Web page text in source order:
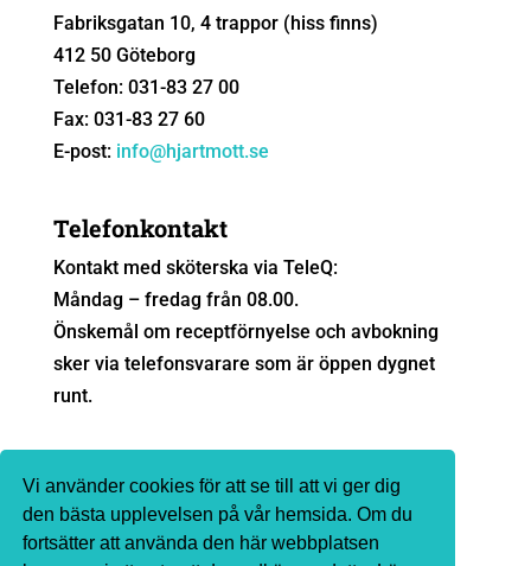
Vi använder cookies för att se till att vi ger dig
den bästa upplevelsen på vår hemsida. Om du
fortsätter att använda den här webbplatsen
Fabriksgatan 10, 4 trappor (hiss finns)
412 50 Göteborg
Telefon: 031-83 27 00
Fax: 031-83 27 60
E-post: info@hjartmott.se
Telefonkontakt
Kontakt med sköterska via TeleQ:
Måndag – fredag från 08.00.
Önskemål om receptförnyelse och avbokning
sker via telefonsvarare som är öppen dygnet
runt.
Sjukvårdsrådgivning
Ingen sjukvårdsrådgivning sker via e-post. Vi
hänvisar till1177.seeller telefon 1177 för